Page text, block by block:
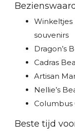
souvenirs
Dragon’s
Cadras
Artisan
Nellie’s
Columbus
Beste tijd